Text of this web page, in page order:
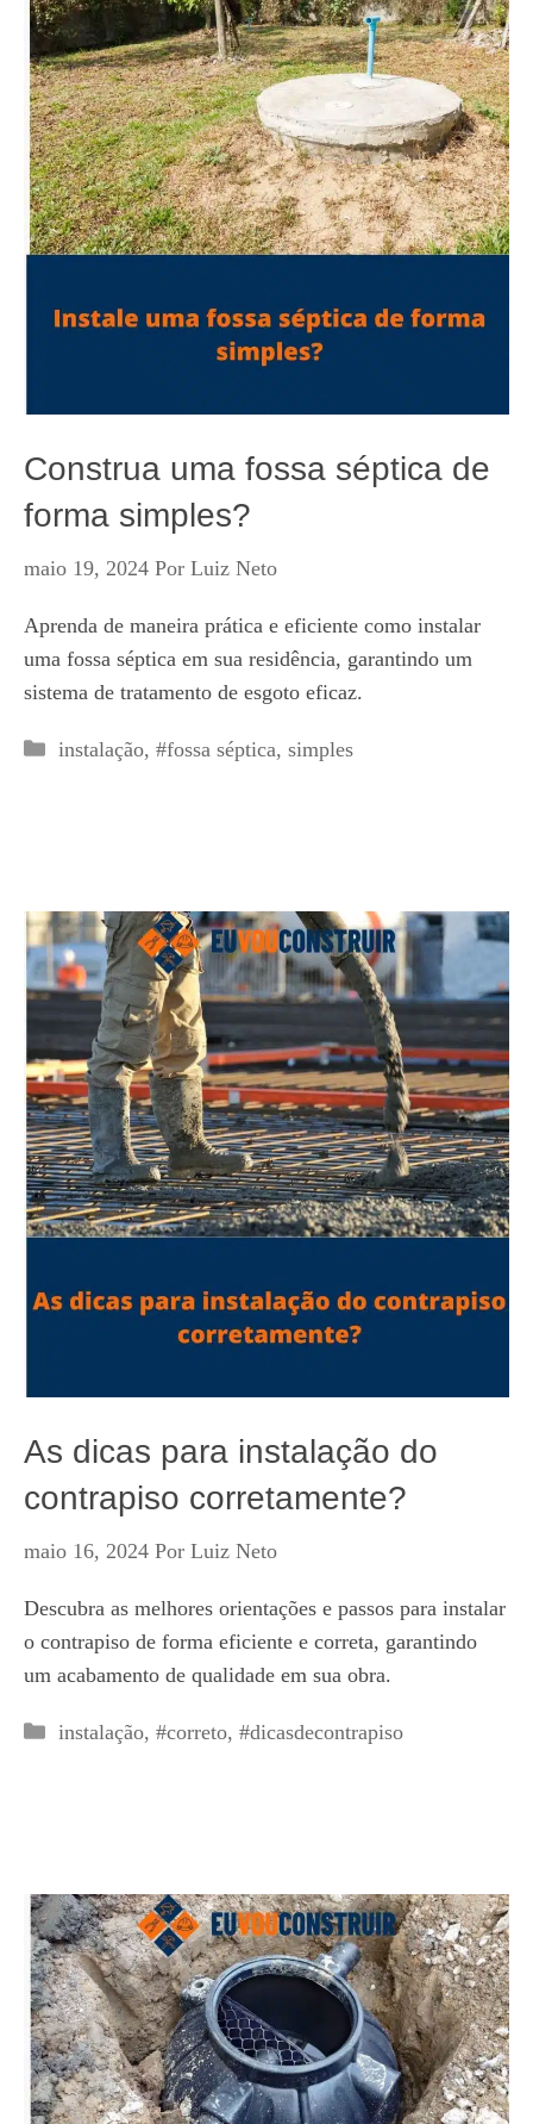
Construa uma fossa séptica de
forma simples?
maio 19, 2024 Por Luiz Neto
Aprenda de maneira prática e eficiente como instalar
uma fossa séptica em sua residência, garantindo um
sistema de tratamento de esgoto eficaz.
Categorias
instalação, #fossa séptica, simples
As dicas para instalação do
contrapiso corretamente?
maio 16, 2024 Por Luiz Neto
Descubra as melhores orientações e passos para instalar
o contrapiso de forma eficiente e correta, garantindo
um acabamento de qualidade em sua obra.
Categorias
instalação, #correto, #dicasdecontrapiso